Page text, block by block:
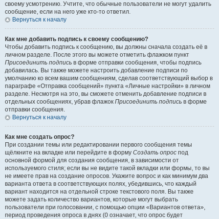
своему усмотрению. Учтите, что обычные пользователи не могут удалить
сообщение, если на него уже кто-то ответил.
Вернуться к началу
Как мне добавить подпись к своему сообщению?
Чтобы добавить подпись к сообщению, вы должны сначала создать её в
личном разделе. После этого вы можете отметить флажком пункт
Присоединить подпись в форме отправки сообщения, чтобы подпись
добавилась. Вы также можете настроить добавление подписи по
умолчанию ко всем вашим сообщениям, сделав соответствующий выбор в
параграфе «Отправка сообщений» пункта «Личные настройки» в личном
разделе. Несмотря на это, вы сможете отменить добавление подписи в
отдельных сообщениях, убрав флажок Присоединить подпись в форме
отправки сообщения.
Вернуться к началу
Как мне создать опрос?
При создании темы или редактировании первого сообщения темы
щёлкните на вкладке или перейдите в форму Создать опрос под
основной формой для создания сообщения, в зависимости от
используемого стиля; если вы не видите такой вкладки или формы, то вы
не имеете прав на создание опросов. Укажите вопрос и как минимум два
варианта ответа в соответствующих полях, убедившись, что каждый
вариант находится на отдельной строке текстового поля. Вы также
можете задать количество вариантов, которые могут выбрать
пользователи при голосовании, с помощью опции «Вариантов ответа»,
период проведения опроса в днях (0 означает, что опрос будет